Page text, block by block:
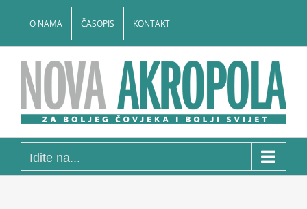
O NAMA ČASOPIS KONTAKT
Idite na...